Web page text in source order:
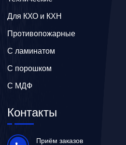
Для КХО и КХН
Противопожарные
С ламинатом
С порошком
С МДФ
Контакты
Приём заказов